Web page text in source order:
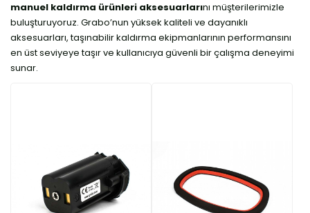
manuel kaldırma ürünleri aksesuarlarını müşterilerimizle
buluşturuyoruz. Grabo’nun yüksek kaliteli ve dayanıklı
aksesuarları, taşınabilir kaldırma ekipmanlarının performansını
en üst seviyeye taşır ve kullanıcıya güvenli bir çalışma deneyimi
sunar.